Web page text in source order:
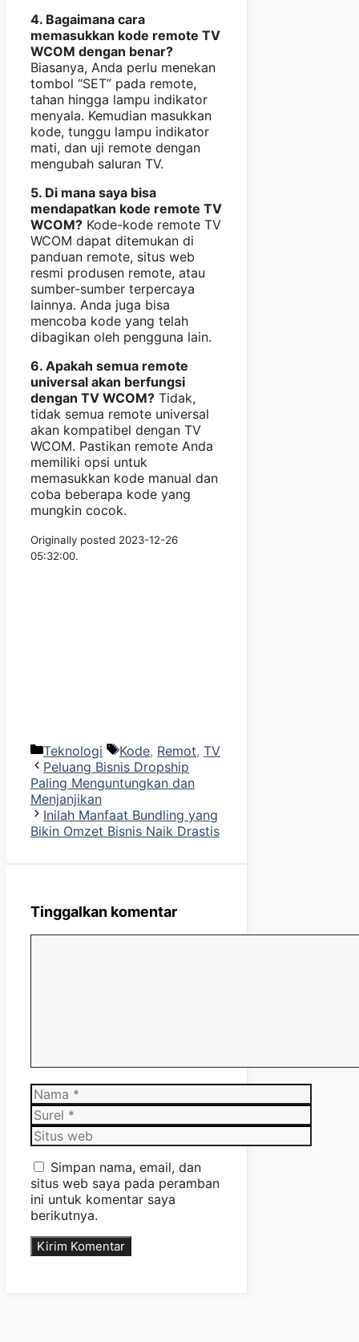
4. Bagaimana cara
memasukkan kode remote TV
WCOM dengan benar?
Biasanya, Anda perlu menekan
tombol “SET” pada remote,
tahan hingga lampu indikator
menyala. Kemudian masukkan
kode, tunggu lampu indikator
mati, dan uji remote dengan
mengubah saluran TV.
5. Di mana saya bisa
mendapatkan kode remote TV
WCOM? Kode-kode remote TV
WCOM dapat ditemukan di
panduan remote, situs web
resmi produsen remote, atau
sumber-sumber terpercaya
lainnya. Anda juga bisa
mencoba kode yang telah
dibagikan oleh pengguna lain.
6. Apakah semua remote
universal akan berfungsi
dengan TV WCOM? Tidak,
tidak semua remote universal
akan kompatibel dengan TV
WCOM. Pastikan remote Anda
memiliki opsi untuk
memasukkan kode manual dan
coba beberapa kode yang
mungkin cocok.
Originally posted 2023-12-26
05:32:00.
Kategori
Teknologi Tag
Kode, Remot, TV
Peluang Bisnis Dropship
Paling Menguntungkan dan
Menjanjikan
Inilah Manfaat Bundling yang
Bikin Omzet Bisnis Naik Drastis
Tinggalkan komentar
Nama
Surel
Situs
web
Simpan nama, email, dan
situs web saya pada peramban
ini untuk komentar saya
berikutnya.